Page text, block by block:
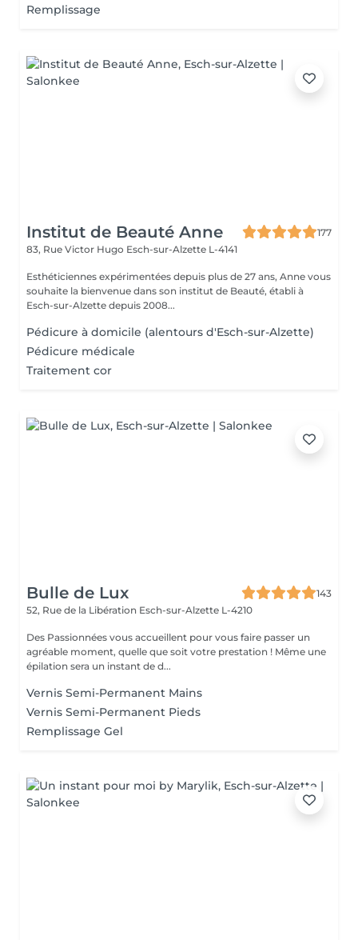
Remplissage
Institut de Beauté Anne
177
83, Rue Victor Hugo Esch-sur-Alzette L-4141
Esthéticiennes expérimentées depuis plus de 27 ans, Anne vous
souhaite la bienvenue dans son institut de Beauté, établi à
Esch-sur-Alzette depuis 2008...
Pédicure à domicile (alentours d'Esch-sur-Alzette)
Pédicure médicale
Traitement cor
Bulle de Lux
143
52, Rue de la Libération Esch-sur-Alzette L-4210
Des Passionnées vous accueillent pour vous faire passer un
agréable moment, quelle que soit votre prestation ! Même une
épilation sera un instant de d...
Vernis Semi-Permanent Mains
Vernis Semi-Permanent Pieds
Remplissage Gel